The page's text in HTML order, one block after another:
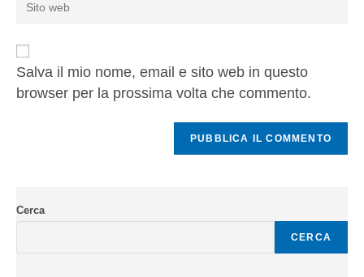
Salva il mio nome, email e sito web in questo
browser per la prossima volta che commento.
Cerca
CERCA